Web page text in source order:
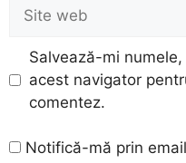
web
Salvează-mi
acest navigator
comentez.
Notifică-mă prin